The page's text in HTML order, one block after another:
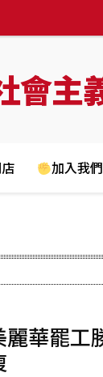
會主
加入我們
麗華罷